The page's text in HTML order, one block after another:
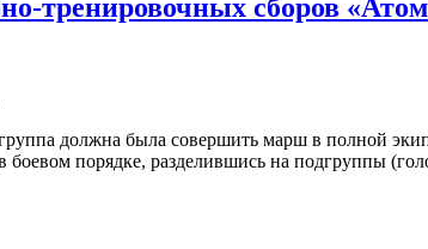
тренировочных сборов
группа должна была совершить марш в полной
порядке, разделившись на подгруппы